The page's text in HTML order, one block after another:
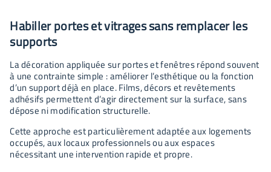
Habiller portes et vitrages sans remplacer les
supports
La décoration appliquée sur portes et fenêtres répond souvent
à une contrainte simple : améliorer l’esthétique ou la fonction
d’un support déjà en place. Films, décors et revêtements
adhésifs permettent d’agir directement sur la surface, sans
dépose ni modification structurelle.
Cette approche est particulièrement adaptée aux logements
occupés, aux locaux professionnels ou aux espaces
nécessitant une intervention rapide et propre.